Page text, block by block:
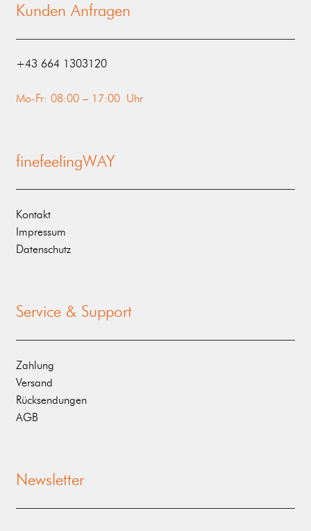
Kunden Anfragen
‭+43 664 1303120‬
Mo-Fr: 08:00 – 17:00 Uhr
finefeelingWAY
Kontakt
Impressum
Datenschutz
Service & Support
Zahlung
Versand
Rücksendungen
AGB
Newsletter